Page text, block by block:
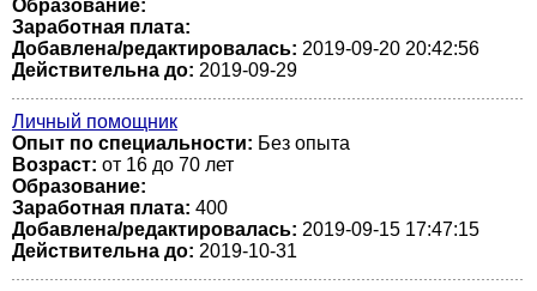
Образование:
Заработная плата:
Добавлена/редактировалась: 2019-09-20 20:42:56
Действительна до: 2019-09-29
Личный помощник
Опыт по специальности: Без опыта
Возраст: от 16 до 70 лет
Образование:
Заработная плата: 400
Добавлена/редактировалась: 2019-09-15 17:47:15
Действительна до: 2019-10-31